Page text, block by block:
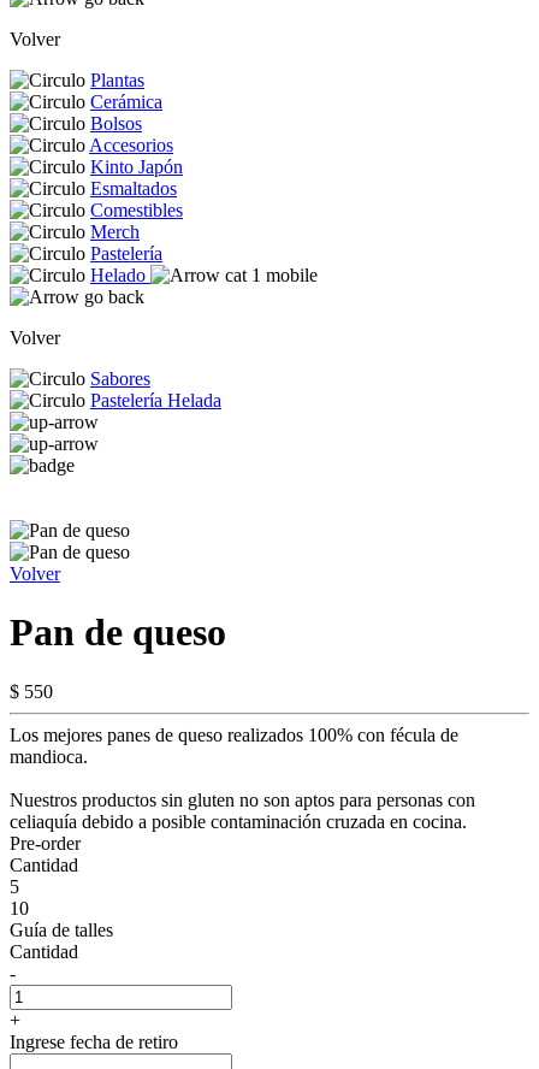
Volver
Plantas
Cerámica
Bolsos
Accesorios
Kinto Japón
Esmaltados
Comestibles
Merch
Pastelería
Helado
Volver
Sabores
Pastelería Helada
Volver
Pan de queso
$ 550
Los mejores panes de queso realizados 100% con fécula de
mandioca.
Nuestros productos sin gluten no son aptos para personas con
celiaquía debido a posible contaminación cruzada en cocina.
Pre-order
Cantidad
5
10
Guía de talles
Cantidad
-
+
Ingrese fecha de retiro